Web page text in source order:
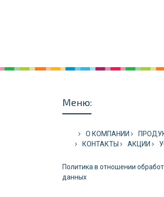
Меню:
О КОМПАНИИ
КОНТАКТЫ
АКЦИИ
Политика в отношении
данных